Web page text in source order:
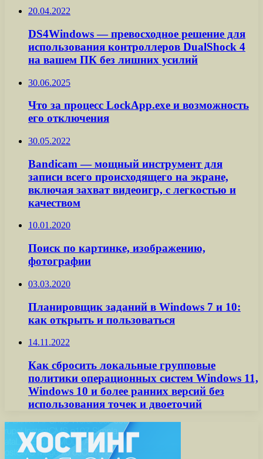
20.04.2022
DS4Windows — превосходное решение для
использования контроллеров DualShock 4
на вашем ПК без лишних усилий
30.06.2025
Что за процесс LockApp.exe и возможность
его отключения
30.05.2022
Bandicam — мощный инструмент для
записи всего происходящего на экране,
включая захват видеоигр, с легкостью и
качеством
10.01.2020
Поиск по картинке, изображению,
фотографии
03.03.2020
Планировщик заданий в Windows 7 и 10:
как открыть и пользоваться
14.11.2022
Как сбросить локальные групповые
политики операционных систем Windows 11,
Windows 10 и более ранних версий без
использования точек и двоеточий